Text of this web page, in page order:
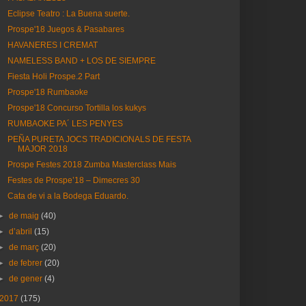
Eclipse Teatro : La Buena suerte.
Prospe'18 Juegos & Pasabares
HAVANERES I CREMAT
NAMELESS BAND + LOS DE SIEMPRE
Fiesta Holi Prospe.2 Part
Prospe'18 Rumbaoke
Prospe'18 Concurso Tortilla los kukys
RUMBAOKE PA´ LES PENYES
PEÑA PURETA JOCS TRADICIONALS DE FESTA
MAJOR 2018
Prospe Festes 2018 Zumba Masterclass Mais
Festes de Prospe’18 – Dimecres 30
Cata de vi a la Bodega Eduardo.
de maig(40)
d’abril(15)
de març(20)
de febrer(20)
de gener(4)
2017 (175)